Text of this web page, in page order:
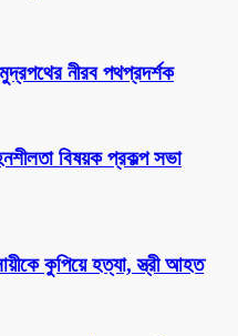
নীরব পথপ্রদর্শক
বিষয়ক প্রকল্প সভা
কুপিয়ে হত্যা, স্ত্রী আহত